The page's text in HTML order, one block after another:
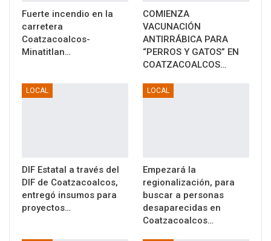
Fuerte incendio en la
carretera
Coatzacoalcos-
Minatitlan…
COMIENZA
VACUNACIÓN
ANTIRRÁBICA PARA
“PERROS Y GATOS” EN
COATZACOALCOS…
LOCAL
DIF Estatal a través del
DIF de Coatzacoalcos,
entregó insumos para
proyectos…
LOCAL
Empezará la
regionalización, para
buscar a personas
desaparecidas en
Coatzacoalcos…